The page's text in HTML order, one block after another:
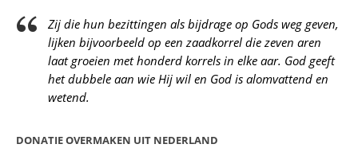
Zij die hun bezittingen als bijdrage op Gods weg geven,
lijken bijvoorbeeld op een zaadkorrel die zeven aren
laat groeien met honderd korrels in elke aar. God geeft
het dubbele aan wie Hij wil en God is alomvattend en
wetend.
DONATIE OVERMAKEN UIT NEDERLAND